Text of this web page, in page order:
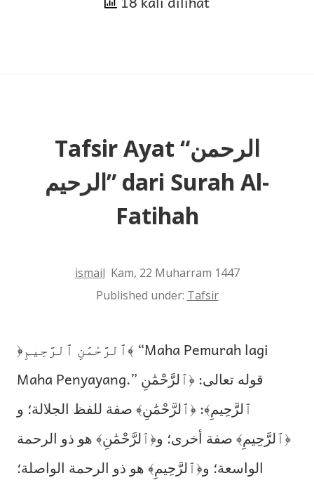
Tafsir Ayat “الرحمن
الرحيم” dari Surah Al-
Fatihah
ismail Kam, 22 Muharram 1447
Published under: Tafsir
﴿ٱلرَّحْمَٰنِ ٱلرَّحِيمِ﴾ “Maha Pemurah lagi
Maha Penyayang.” قوله تعالى: ﴿ٱلرَّحْمَٰنِ
ٱلرَّحِيمِ﴾: ﴿ٱلرَّحْمَٰنِ﴾ صفة للفظ الجلالة؛ و
﴿ٱلرَّحِيمِ﴾ صفة أخرى؛ و﴿ٱلرَّحْمَٰنِ﴾ هو ذو الرحمة
الواسعة؛ و﴿ٱلرَّحِيمِ﴾ هو ذو الرحمة الواصلة؛